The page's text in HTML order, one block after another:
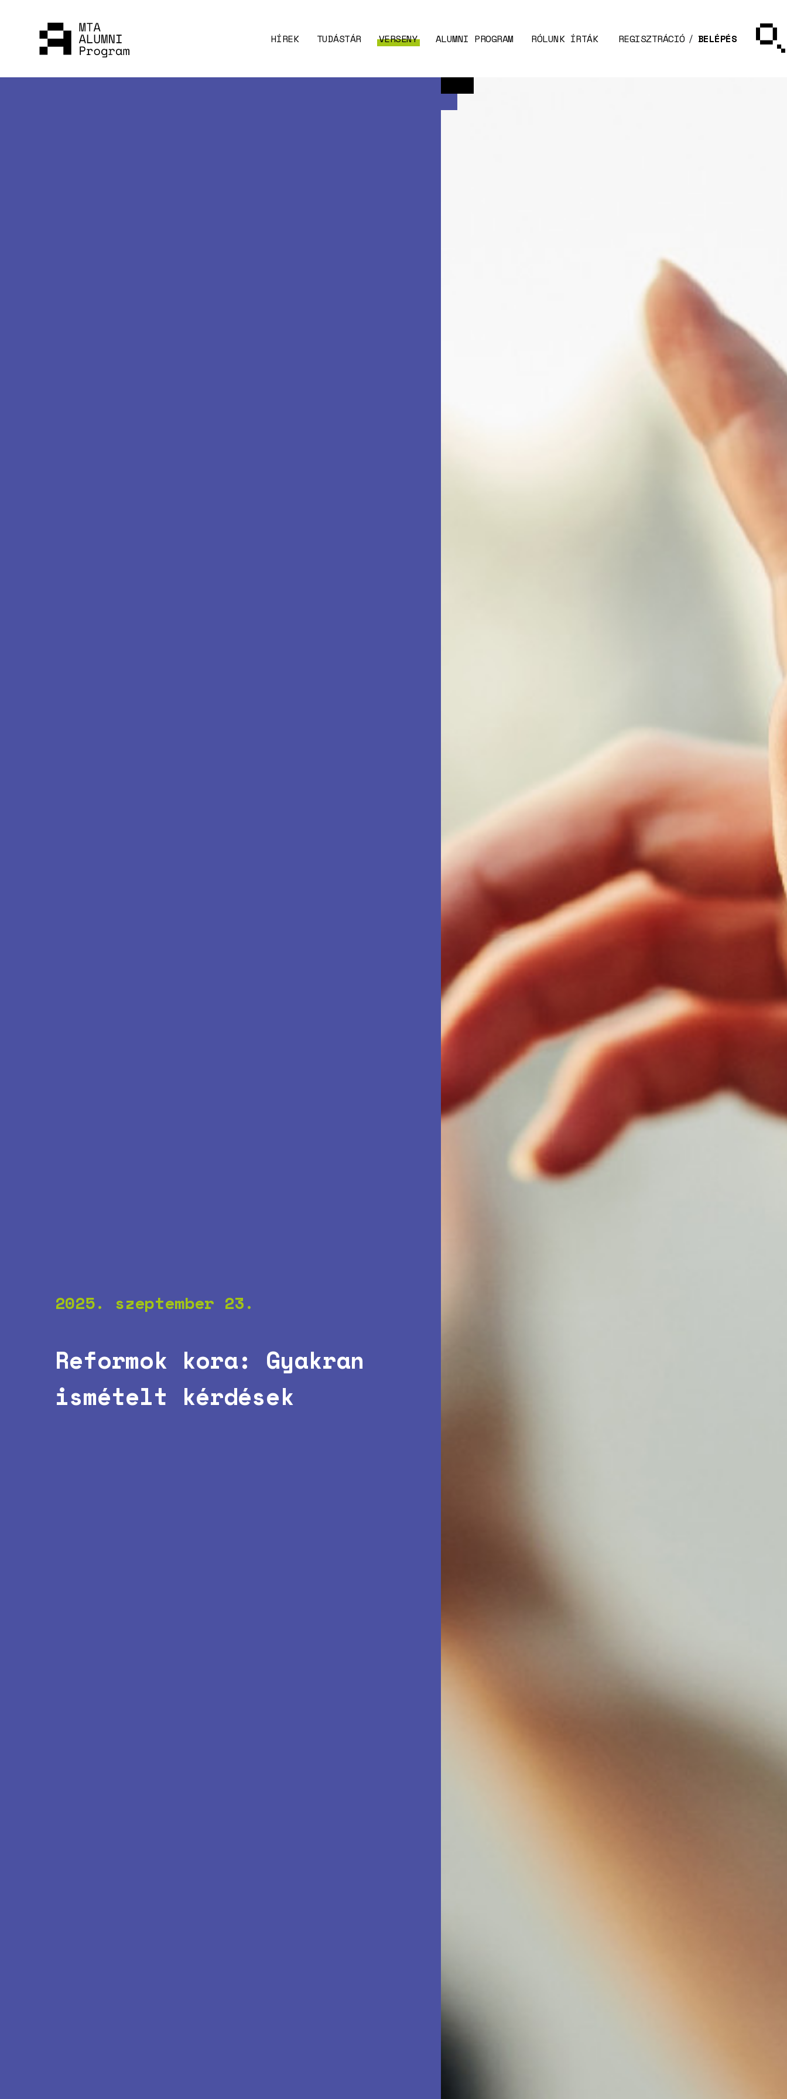
HÍREK TUDÁSTÁR VERSENY ALUMNI PROGRAM RÓLUNK ÍRTÁK REGISZTRÁCIÓ BELÉPÉS
2025. szeptember 23.
Reformok kora: Gyakran
ismételt kérdések